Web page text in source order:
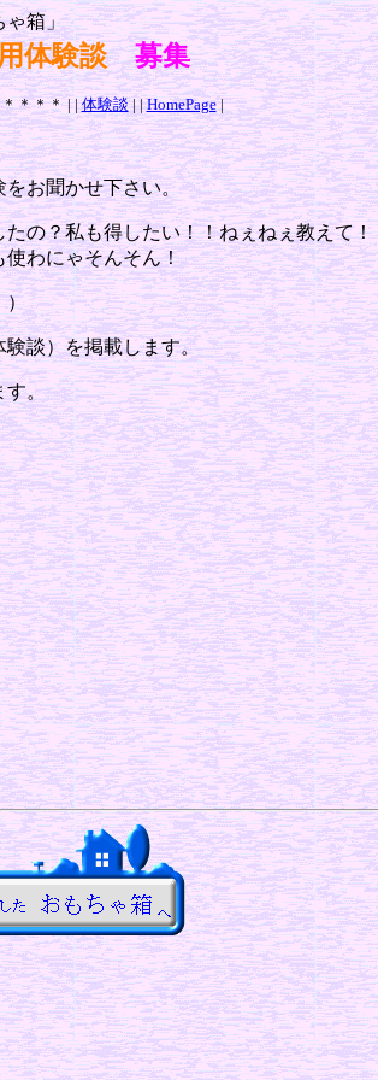
ゃ箱」
体験談 募集
＊＊＊ | |体験談 | |HomePage|
をお聞かせ下さい。
の？私も得したい！！ねぇねぇ教えて
わにゃそんそん！
）
談）を掲載します。
す。